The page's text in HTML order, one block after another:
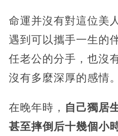
命運并沒有對這位美
遇到可以攜手一生的
任老公的分手，也沒
沒有多麼深厚的感情。
在晚年時， 自己獨居
甚至摔倒后十幾個小